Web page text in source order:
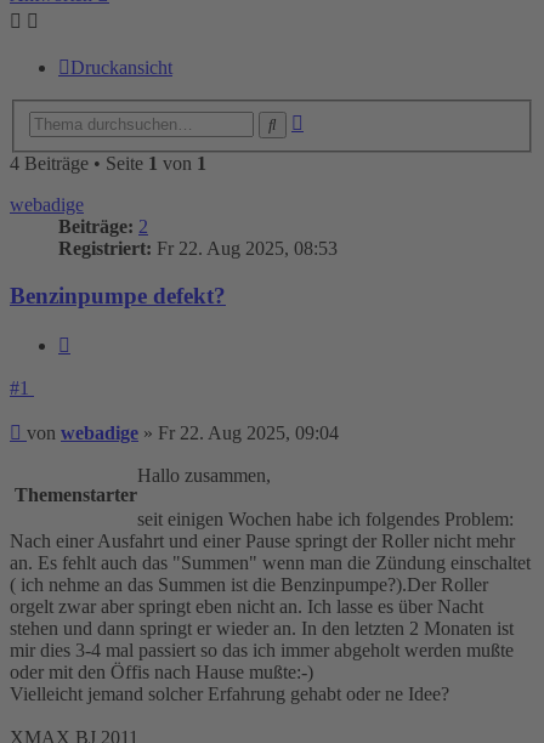
Druckansicht
4 Beiträge • Seite 1 von 1
webadige
Beiträge: 2
Registriert: Fr 22. Aug 2025, 08:53
Benzinpumpe defekt?
#1
Beitrag
von webadige » Fr 22. Aug 2025, 09:04
Themenstarter
Hallo zusammen,
seit einigen Wochen habe ich folgendes Problem:
Nach einer Ausfahrt und einer Pause springt der Roller nicht mehr
an. Es fehlt auch das "Summen" wenn man die Zündung einschaltet
( ich nehme an das Summen ist die Benzinpumpe?).Der Roller
orgelt zwar aber springt eben nicht an. Ich lasse es über Nacht
stehen und dann springt er wieder an. In den letzten 2 Monaten ist
mir dies 3-4 mal passiert so das ich immer abgeholt werden mußte
oder mit den Öffis nach Hause mußte:-)
Vielleicht jemand solcher Erfahrung gehabt oder ne Idee?
XMAX BJ 2011